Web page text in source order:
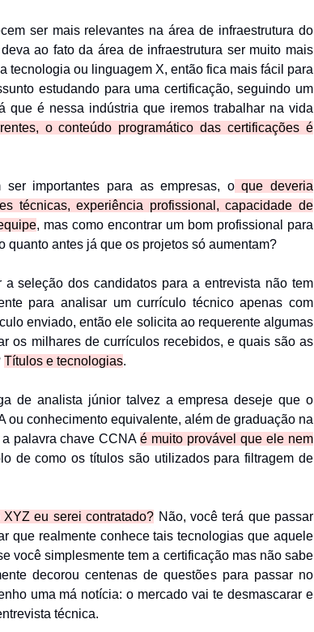
ser mais relevantes na área de infraestrutura do
ao fato da área de infraestrutura ser muito mais
tecnologia ou linguagem X, então fica mais fácil para
estudando para uma certificação, seguindo um
que é nessa indústria que iremos trabalhar na vida
o conteúdo programático das certificações é
importantes para as empresas, oque deveria
técnicas, experiência profissional, capacidade de
, mas como encontrar um bom profissional para
quanto antes já que os projetos só aumentam?
seleção dos candidatos para a entrevista não tem
para analisar um currículo técnico apenas com
enviado, então ele solicita ao requerente algumas
os milhares de currículos recebidos, e quais são as
Títulos e tecnologias.
de analista júnior talvez a empresa deseje que o
ou conhecimento equivalente, além de graduação na
palavra chave CCNAé muito provável que ele nem
de como os títulos são utilizados para filtragem de
eu serei contratado? Não, você terá que passar
que realmente conhece tais tecnologias que aquele
você simplesmente tem a certificação mas não sabe
decorou centenas de questões para passar no
uma má notícia: o mercado vai te desmascarar e
técnica.